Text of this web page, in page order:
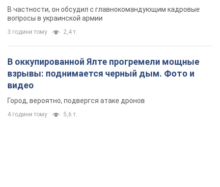
новых мерах
В частности, он обсудил с главнокомандующим кадровые
вопросы в украинской армии
3 години тому 2,4 т.
В оккупированной Ялте прогремели мощные
взрывы: поднимается черный дым. Фото и
видео
Город, вероятно, подвергся атаке дронов
4 години тому 5,6 т.